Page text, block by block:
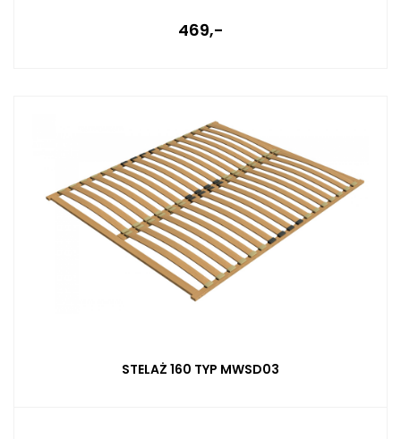
469,-
STELAŻ 160 TYP MWSD03